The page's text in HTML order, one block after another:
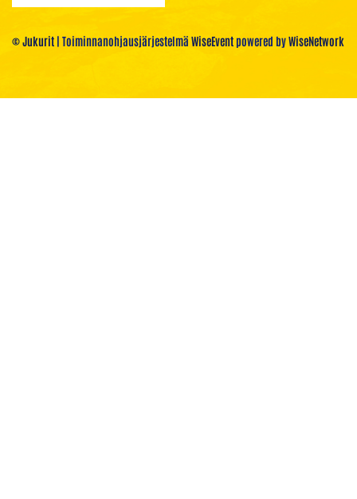
© Jukurit | Toiminnanohjausjärjestelmä WiseEventpowered byWiseNetwork